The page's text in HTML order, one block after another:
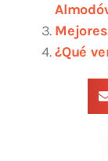
¿Qué